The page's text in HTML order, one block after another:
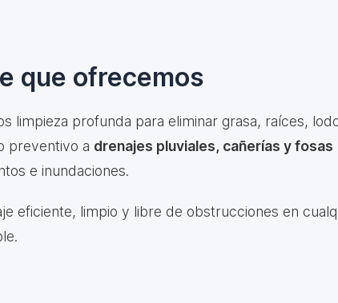
que ofrecemos
limpieza profunda para eliminar grasa, raíces,
preventivo a drenajes pluviales, cañerías y fosas
e inundaciones.
eficiente, limpio y libre de obstrucciones en